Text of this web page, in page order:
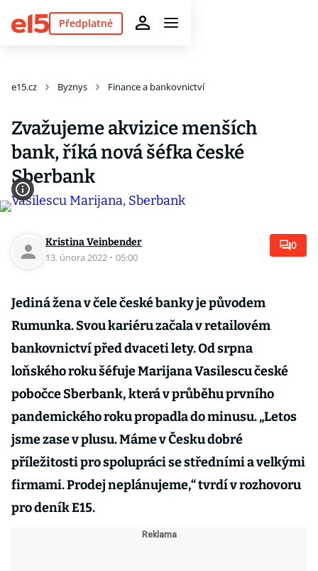
Předplatné
e15.cz Byznys Finance a bankovnictví
Zvažujeme akvizice menších
bank, říká nová šéfka české
Sberbank
Kristina Veinbender
13. února 2022 · 05:00
0
Jediná žena v čele české banky je původem
Rumunka. Svou kariéru začala v retailovém
bankovnictví před dvaceti lety. Od srpna
loňského roku šéfuje Marijana Vasilescu české
pobočce Sberbank, která v průběhu prvního
pandemického roku propadla do minusu. „Letos
jsme zase v plusu. Máme v Česku dobré
příležitosti pro spolupráci se středními a velkými
firmami. Prodej neplánujeme,“ tvrdí v rozhovoru
pro deník E15.